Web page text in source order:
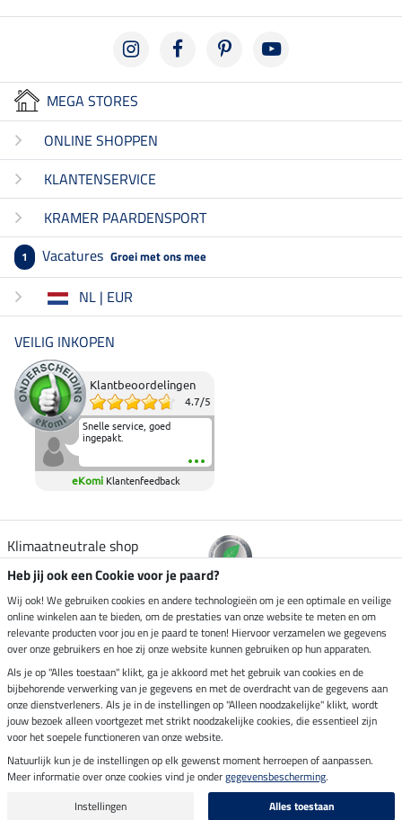
MEGA STORES
ONLINE SHOPPEN
KLANTENSERVICE
KRAMER PAARDENSPORT
1 Vacatures Groei met ons mee
NL | EUR
VEILIG INKOPEN
Klantbeoordelingen
4.7/5
Snelle service, goed
ingepakt.
eKomi Klantenfeedback
Klimaatneutrale shop
Verzending per
Veilig betalen met
Impressum
Laatste update op 09.08.2026 om 07:13 uur
Alle prijzen in euro's, incl. BTW, excl. verzendkosten.
Heb jij ook een Cookie voor je paard?
Wij ook! We gebruiken cookies en andere technologieën om je een optimale en veilige
online winkelen aan te bieden, om de prestaties van onze website te meten en om
relevante producten voor jou en je paard te tonen! Hiervoor verzamelen we gegevens
over onze gebruikers en hoe zij onze website kunnen gebruiken op hun apparaten.
Als je op "Alles toestaan" klikt, ga je akkoord met het gebruik van cookies en de
bijbehorende verwerking van je gegevens en met de overdracht van de gegevens aan
onze dienstverleners. Als je in de instellingen op "Alleen noodzakelijke" klikt, wordt
jouw bezoek alleen voortgezet met strikt noodzakelijke cookies, die essentieel zijn
voor het soepele functioneren van onze website.
Natuurlijk kun je de instellingen op elk gewenst moment herroepen of aanpassen.
Meer informatie over onze cookies vind je ondergegevensbescherming.
Instellingen
Alles toestaan